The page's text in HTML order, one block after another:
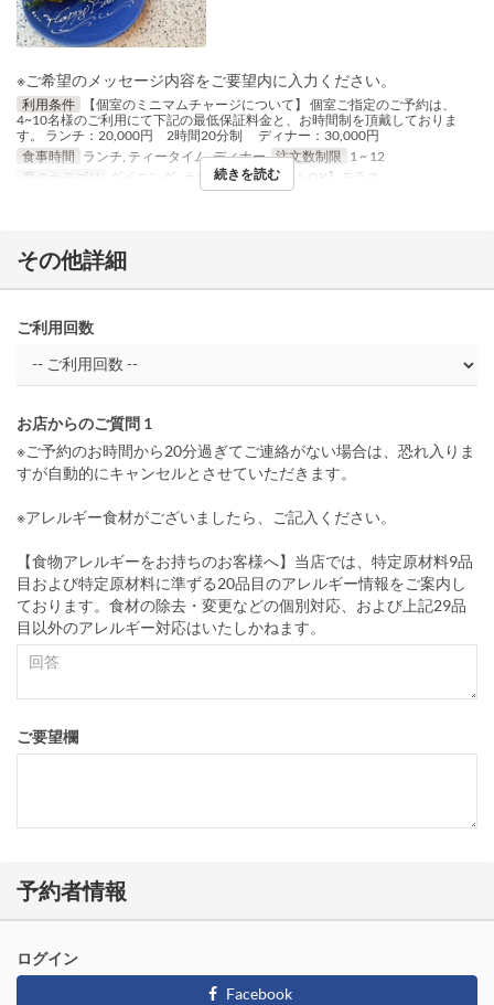
※ご希望のメッセージ内容をご要望内に入力ください。
利用条件
【個室のミニマムチャージについて】 個室ご指定のご予約は、
4~10名様のご利用にて下記の最低保証料金と、お時間制を頂戴しておりま
す。 ランチ：20,000円 2時間20分制 ディナー：30,000円
食事時間 ランチ, ティータイム, ディナー 注文数制限 1 ~ 12
席のカテゴリ
ダイニング , カウンター, 【ペットOK】テラス
続きを読む
その他詳細
ご利用回数
お店からのご質問 1
※ご予約のお時間から20分過ぎてご連絡がない場合は、恐れ入りま
すが自動的にキャンセルとさせていただきます。
※アレルギー食材がございましたら、ご記入ください。
【食物アレルギーをお持ちのお客様へ】当店では、特定原材料9品
目および特定原材料に準ずる20品目のアレルギー情報をご案内し
ております。食材の除去・変更などの個別対応、および上記29品
目以外のアレルギー対応はいたしかねます。
ご要望欄
予約者情報
ログイン
Facebook